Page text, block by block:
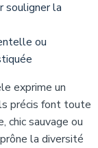
souligner la
ou
exprime un
précis font toute
chic sauvage ou
la diversité